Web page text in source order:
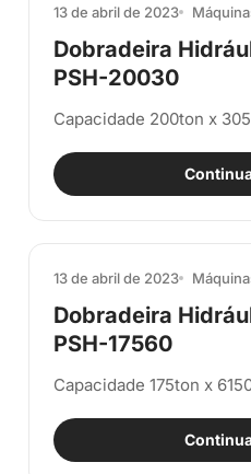
13 de abril de 2023
Dobradeira
PSH-20030
Capacidade 200ton x
13 de abril de 2023
Dobradeira
PSH-17560
Capacidade 175ton x